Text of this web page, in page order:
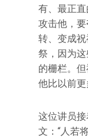
有、最正
攻击他，
转、变成
祭，因为
的栅栏。
他比以前更
这位讲员
文：“人若